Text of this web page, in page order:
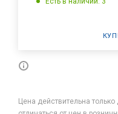
Цена действительна